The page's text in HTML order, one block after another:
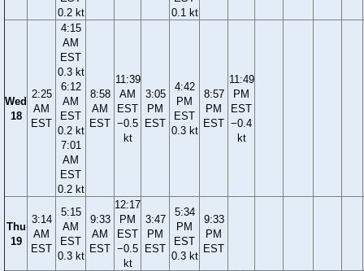
0.2 kt
0.1 kt
Wed
18
2:25
AM
EST
4:15
AM
EST
0.3 kt
6:12
AM
EST
0.2 kt
7:01
AM
EST
0.2 kt
8:58
AM
EST
11:39
AM
EST
−0.5
kt
3:05
PM
EST
4:42
PM
EST
0.3 kt
8:57
PM
EST
11:49
PM
EST
−0.4
kt
Thu
19
3:14
AM
EST
5:15
AM
EST
0.3 kt
9:33
AM
EST
12:17
PM
EST
−0.5
kt
3:47
PM
EST
5:34
PM
EST
0.3 kt
9:33
PM
EST